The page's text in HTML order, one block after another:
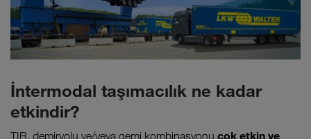
İntermodal taşımacılık ne kadar
etkindir?
TIR, demiryolu ve/veya gemi kombinasyonu çok etkin ve